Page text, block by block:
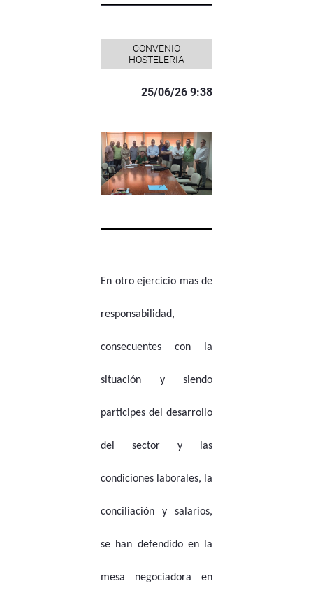
CONVENIO
HOSTELERIA
25/06/26 9:38
En otro ejercicio mas de
responsabilidad,
consecuentes con la
situación y siendo
participes del desarrollo
del sector y las
condiciones laborales, la
conciliación y salarios,
se han defendido en la
mesa negociadora en